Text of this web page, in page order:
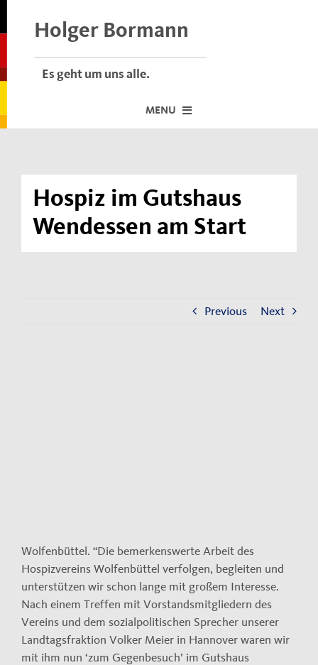
Holger Bormann
Es geht um uns alle.
MENU
Über mich
Dafür stehe ich
Hospiz im Gutshaus
Wendessen am Start
Previous Next
Wolfenbüttel. “Die bemerkenswerte Arbeit des
Hospizvereins Wolfenbüttel verfolgen, begleiten und
unterstützen wir schon lange mit großem Interesse.
Nach einem Treffen mit Vorstandsmitgliedern des
Vereins und dem sozialpolitischen Sprecher unserer
Landtagsfraktion Volker Meier in Hannover waren wir
mit ihm nun ‘zum Gegenbesuch’ im Gutshaus